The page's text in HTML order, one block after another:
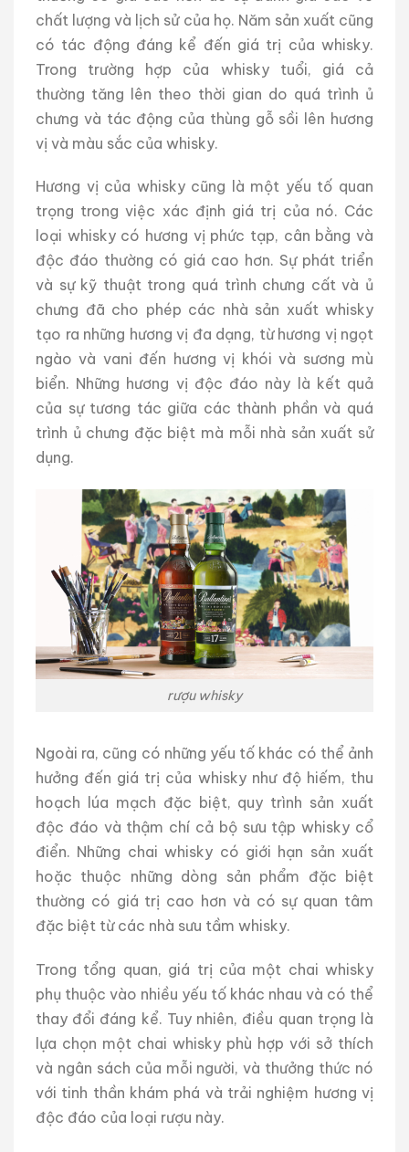
chất lượng và lịch sử của họ. Năm sản xuất cũng
có tác động đáng kể đến giá trị của whisky.
Trong trường hợp của whisky tuổi, giá cả
thường tăng lên theo thời gian do quá trình ủ
chưng và tác động của thùng gỗ sồi lên hương
vị và màu sắc của whisky.
Hương vị của whisky cũng là một yếu tố quan
trọng trong việc xác định giá trị của nó. Các
loại whisky có hương vị phức tạp, cân bằng và
độc đáo thường có giá cao hơn. Sự phát triển
và sự kỹ thuật trong quá trình chưng cất và ủ
chưng đã cho phép các nhà sản xuất whisky
tạo ra những hương vị đa dạng, từ hương vị ngọt
ngào và vani đến hương vị khói và sương mù
biển. Những hương vị độc đáo này là kết quả
của sự tương tác giữa các thành phần và quá
trình ủ chưng đặc biệt mà mỗi nhà sản xuất sử
dụng.
rượu whisky
Ngoài ra, cũng có những yếu tố khác có thể ảnh
hưởng đến giá trị của whisky như độ hiếm, thu
hoạch lúa mạch đặc biệt, quy trình sản xuất
độc đáo và thậm chí cả bộ sưu tập whisky cổ
điển. Những chai whisky có giới hạn sản xuất
hoặc thuộc những dòng sản phẩm đặc biệt
thường có giá trị cao hơn và có sự quan tâm
đặc biệt từ các nhà sưu tầm whisky.
Trong tổng quan, giá trị của một chai whisky
phụ thuộc vào nhiều yếu tố khác nhau và có thể
thay đổi đáng kể. Tuy nhiên, điều quan trọng là
lựa chọn một chai whisky phù hợp với sở thích
và ngân sách của mỗi người, và thưởng thức nó
với tinh thần khám phá và trải nghiệm hương vị
độc đáo của loại rượu này.